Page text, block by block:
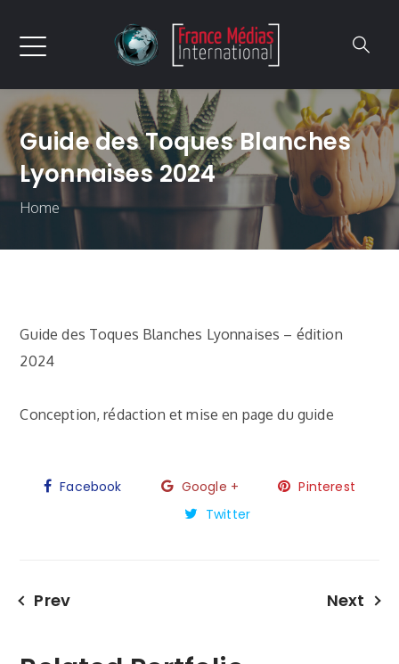
Guide des Toques Blanches
Lyonnaises 2024
Home
Guide des Toques Blanches Lyonnaises – édition
2024
Conception, rédaction et mise en page du guide
Facebook Google +
Pinterest
Twitter
Prev Next